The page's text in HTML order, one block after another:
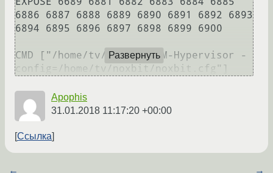
6886 6887 6888 6889 6890 6891 6892 6893
6894 6895 6896 6897 6898 6899 6900
CMD ["/home/tv/noxbit/STM-Hypervisor -
config=/home/tv/noxbit/noxbit.cfg"]
Развернуть
Apophis
31.01.2018 11:17:20 +00:00
Ссылка
← →